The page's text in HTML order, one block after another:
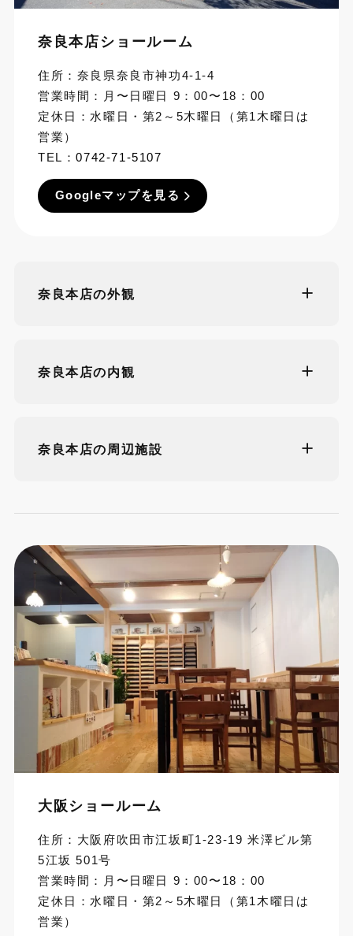
奈良本店ショールーム
住所：奈良県奈良市神功4-1-4
営業時間：月〜日曜日 9：00〜18：00
定休日：水曜日・第2～5木曜日（第1木曜日は
営業）
TEL：0742-71-5107
Googleマップを見る
奈良本店の外観
奈良本店の内観
奈良本店の周辺施設
大阪ショールーム
住所：大阪府吹田市江坂町1-23-19 米澤ビル第
5江坂 501号
営業時間：月〜日曜日 9：00〜18：00
定休日：水曜日・第2～5木曜日（第1木曜日は
営業）